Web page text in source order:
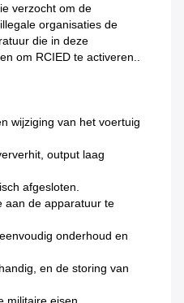
verzocht om de
organisaties de
die in deze
om RCIED te activeren..
wijziging van het voertuig
output laag
afgesloten.
aan de apparatuur te
onderhoud en
en de storing van